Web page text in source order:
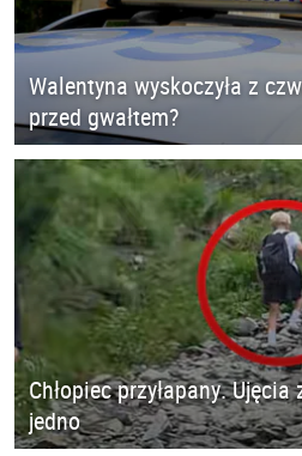
Walentyna wyskoczyła z
przed gwałtem?
Chłopiec przyłapany.
jedno